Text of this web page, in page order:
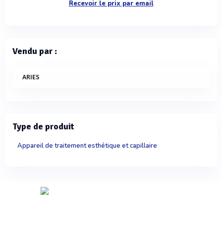
Recevoir le prix par email
Vendu par :
ARIES
Type de produit
Appareil de traitement esthétique et capillaire